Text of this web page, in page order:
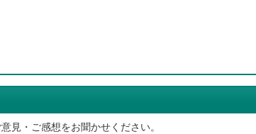
見・ご感想をお聞かせください。